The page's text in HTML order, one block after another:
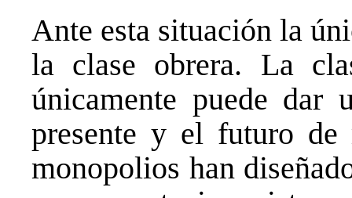
Ante esta situación la
la clase obrera. La
únicamente puede dar
presente y el futuro de
monopolios han